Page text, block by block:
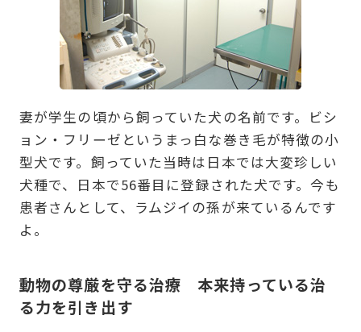
妻が学生の頃から飼っていた犬の名前です。ビシ
ョン・フリーゼというまっ白な巻き毛が特徴の小
型犬です。飼っていた当時は日本では大変珍しい
犬種で、日本で56番目に登録された犬です。今も
患者さんとして、ラムジイの孫が来ているんです
よ。
動物の尊厳を守る治療 本来持っている治
る力を引き出す